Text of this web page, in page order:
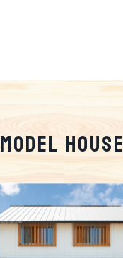
MODEL HOUSE